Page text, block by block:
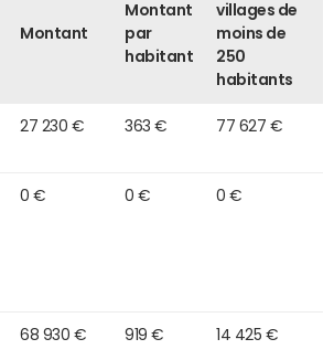
Montant
Montant
par
habitant
villages de
moins de
250
habitants
27 230 € 363 € 77 627 €
0 € 0 € 0 €
68 930 € 919 € 14 425 €